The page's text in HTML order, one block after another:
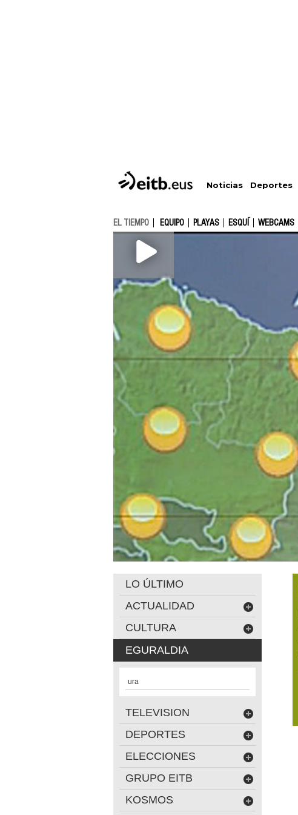
Noticias Deportes
EL TIEMPO EQUIPO PLAYAS ESQUÍ WEBCAMS
LO ÚLTIMO
ACTUALIDAD
CULTURA
EGURALDIA
ura
TELEVISION
DEPORTES
ELECCIONES
GRUPO EITB
KOSMOS